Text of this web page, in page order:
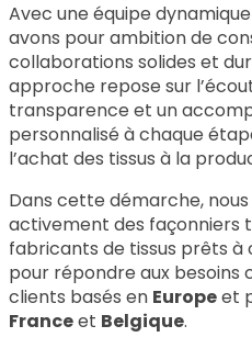
Avec une équipe
avons pour ambition de
collaborations solides et
approche repose sur
transparence et un
personnalisé à chaque
l’achat des tissus à la
Dans cette démarche,
activement des façonniers
fabricants de tissus prêts à
pour répondre aux besoins
clients basés en Europeet
Franceet Belgique.